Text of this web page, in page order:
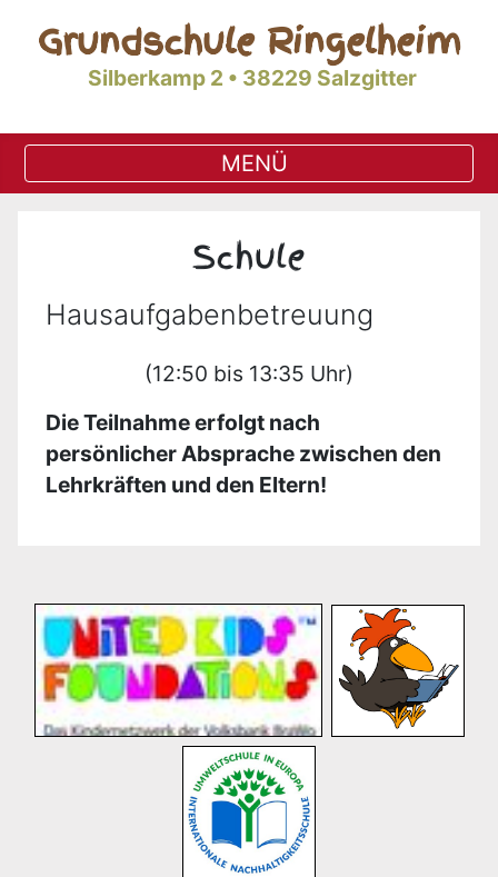
Grundschule Ringelheim
Silberkamp 2 • 38229 Salzgitter
Schule
Hausaufgabenbetreuung
(12:50 bis 13:35 Uhr)
Die Teilnahme erfolgt nach
persönlicher Absprache zwischen den
Lehrkräften und den Eltern!